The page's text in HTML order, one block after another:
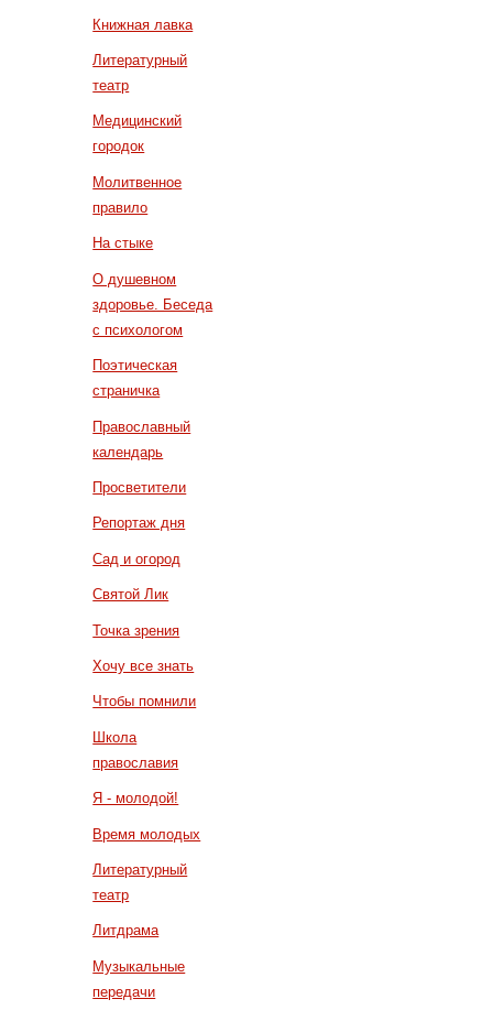
Книжная лавка
Литературный
театр
Медицинский
городок
Молитвенное
правило
На стыке
О душевном
здоровье. Беседа
с психологом
Поэтическая
страничка
Православный
календарь
Просветители
Репортаж дня
Сад и огород
Святой Лик
Точка зрения
Хочу все знать
Чтобы помнили
Школа
православия
Я - молодой!
Время молодых
Литературный
театр
Литдрама
Музыкальные
передачи